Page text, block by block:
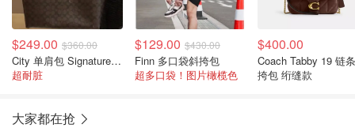
$249.00 $360.00
City 单肩包 Signature 帆布
超耐脏
$129.00 $430.00
Finn 多口袋斜挎包
超多口袋！图片橄榄色
$400.00
Coach Tabby 19 链
挎包 绗缝款
大家都在抢